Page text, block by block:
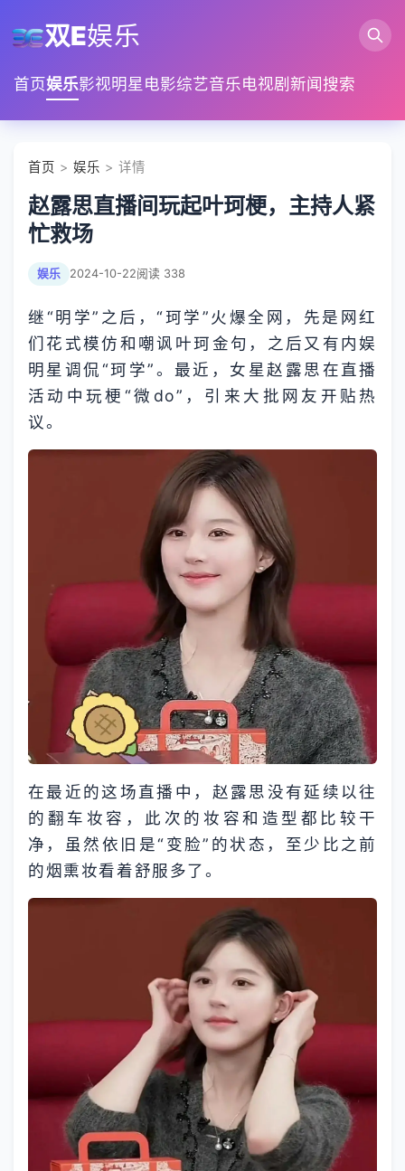
双E娱乐
首页娱乐影视明星电影综艺音乐电视剧 新闻搜索
首页 > 娱乐 > 详情
赵露思直播间玩起叶珂梗，主持人紧
忙救场
娱乐 2024-10-22阅读 338
继“明学”之后，“珂学”火爆全网，先是网红
们花式模仿和嘲讽叶珂金句，之后又有内娱
明星调侃“珂学”。最近，女星赵露思在直播
活动中玩梗“微do”，引来大批网友开贴热
议。
在最近的这场直播中，赵露思没有延续以往
的翻车妆容，此次的妆容和造型都比较干
净，虽然依旧是“变脸”的状态，至少比之前
的烟熏妆看着舒服多了。